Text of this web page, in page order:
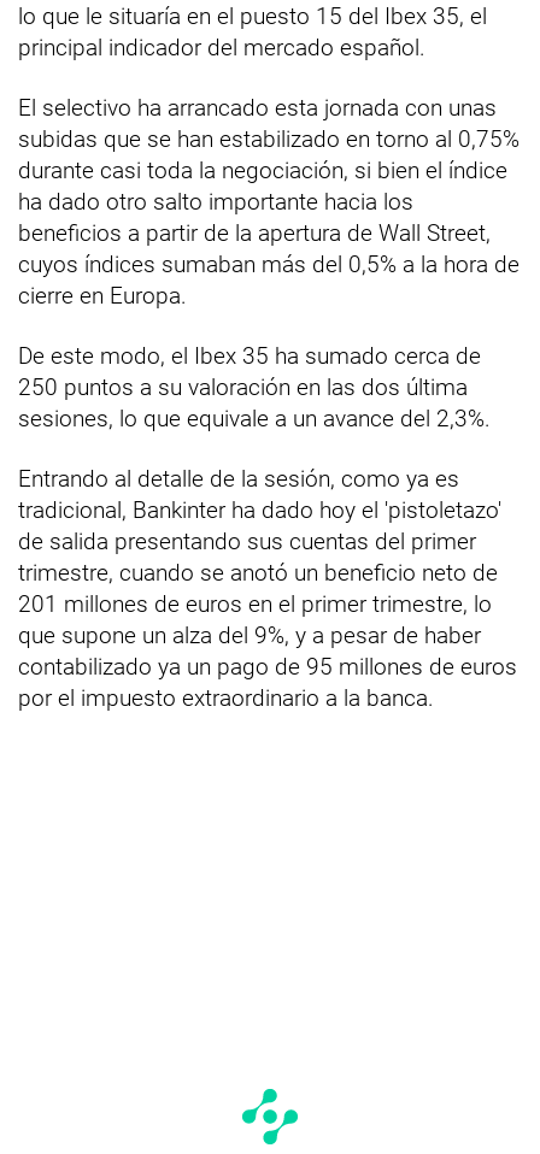
lo que le situaría en el puesto 15 del Ibex 35, el
principal indicador del mercado español.
El selectivo ha arrancado esta jornada con unas
subidas que se han estabilizado en torno al 0,75%
durante casi toda la negociación, si bien el índice
ha dado otro salto importante hacia los
beneficios a partir de la apertura de Wall Street,
cuyos índices sumaban más del 0,5% a la hora de
cierre en Europa.
De este modo, el Ibex 35 ha sumado cerca de
250 puntos a su valoración en las dos última
sesiones, lo que equivale a un avance del 2,3%.
Entrando al detalle de la sesión, como ya es
tradicional, Bankinter ha dado hoy el 'pistoletazo'
de salida presentando sus cuentas del primer
trimestre, cuando se anotó un beneficio neto de
201 millones de euros en el primer trimestre, lo
que supone un alza del 9%, y a pesar de haber
contabilizado ya un pago de 95 millones de euros
por el impuesto extraordinario a la banca.